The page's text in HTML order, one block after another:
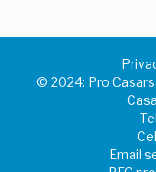
©️ 2024: Pro
Email